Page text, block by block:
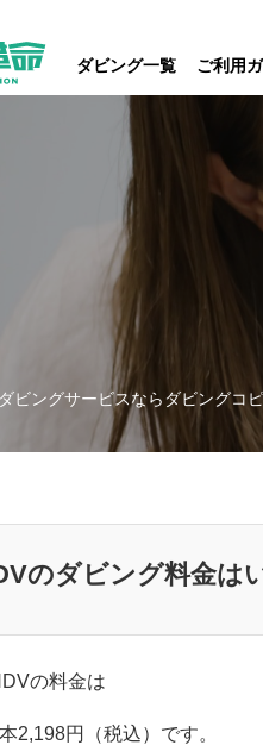
ダビング一覧 ご利用
ビングサービスならダビングコ
のダビング料金は
の料金は
2,198円（税込）です。